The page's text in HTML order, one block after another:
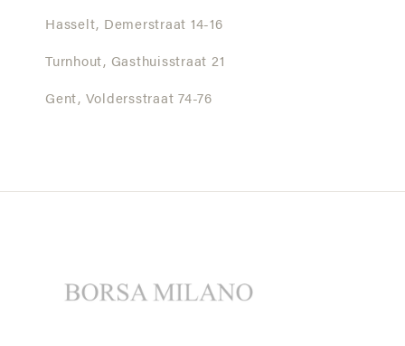
Hasselt, Demerstraat 14-16
Turnhout, Gasthuisstraat 21
Gent, Voldersstraat 74-76